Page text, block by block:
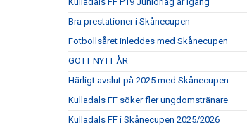
Bra prestationer i Skånecupen
Fotbollsåret inleddes med Skånecupen
GOTT NYTT ÅR
Härligt avslut på 2025 med Skånecupen
Kulladals FF söker fler ungdomstränare
Kulladals FF i Skånecupen 2025/2026